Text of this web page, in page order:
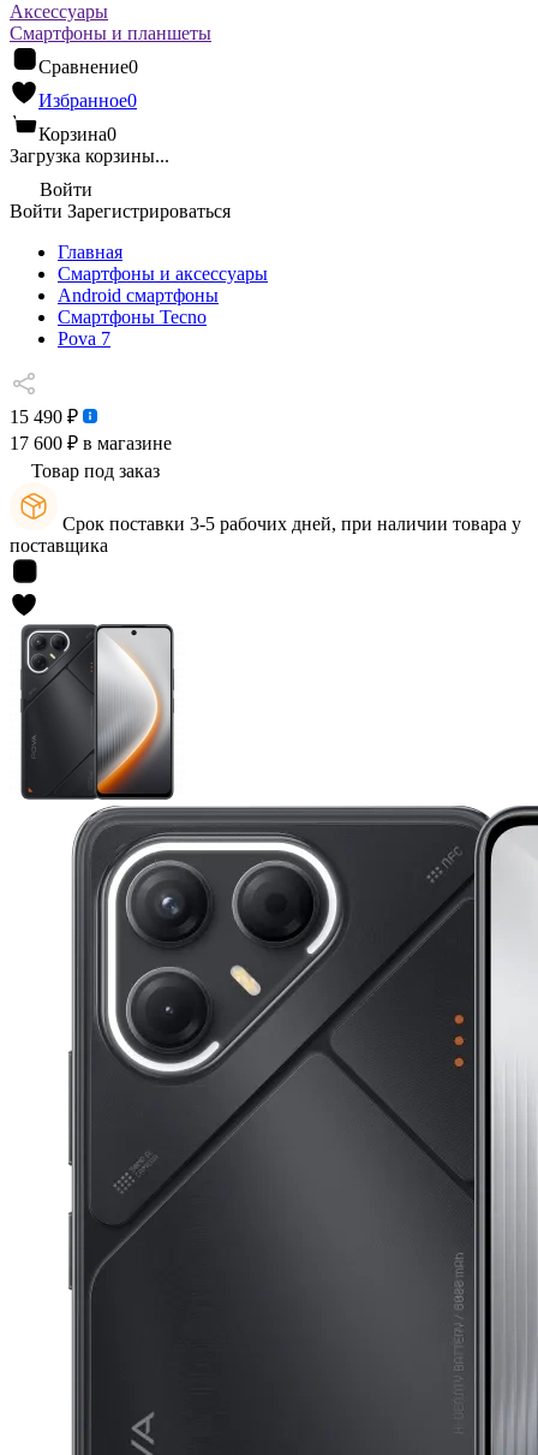
Аксессуары
Смартфоны и планшеты
Сравнение0
Избранное0
Корзина0
Загрузка корзины...
Войти
Войти Зарегистрироваться
Главная
Смартфоны и аксессуары
Android cмартфоны
Смартфоны Tecno
Pova 7
15 490 ₽
17 600 ₽ в магазине
Товар под заказ
Срок поставки 3-5 рабочих дней, при наличии товара у
поставщика